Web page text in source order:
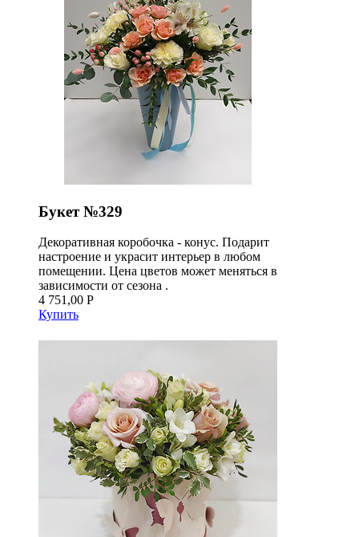
Букет №329
Декоративная коробочка - конус. Подарит
настроение и украсит интерьер в любом
помещении. Цена цветов может меняться в
зависимости от сезона .
4 751,00 Р
Купить